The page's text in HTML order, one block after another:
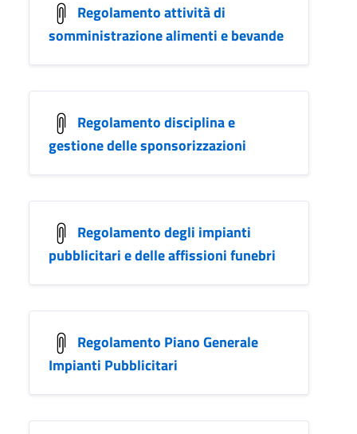
Regolamento attività di
somministrazione alimenti e bevande
Regolamento disciplina e
gestione delle sponsorizzazioni
Regolamento degli impianti
pubblicitari e delle affissioni funebri
Regolamento Piano Generale
Impianti Pubblicitari